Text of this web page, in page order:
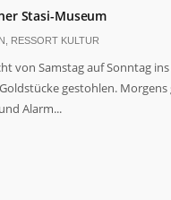
Stasi-Museum
RESSORT KULTUR
von Samstag auf Sonntag
gestohlen. Morgens
Alarm...